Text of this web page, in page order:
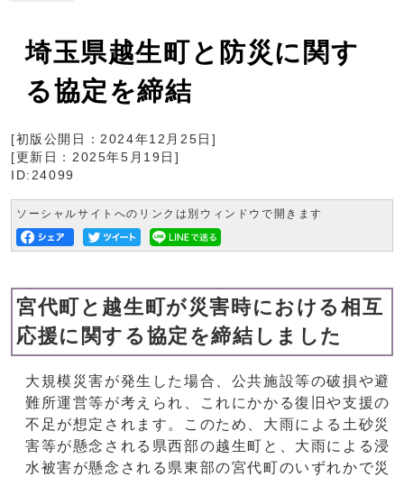
埼玉県越生町と防災に関す
る協定を締結
[初版公開日：2024年12月25日 ]
[更新日： 2025年5月19日 ]
ID:24099
ソーシャルサイトへのリンクは別ウィンドウで開きます
宮代町と越生町が災害時における相互
応援に関する協定を締結しました
大規模災害が発生した場合、公共施設等の破損や避
難所運営等が考えられ、これにかかる復旧や支援の
不足が想定されます。このため、大雨による土砂災
害等が懸念される県西部の越生町と、大雨による浸
水被害が懸念される県東部の宮代町のいずれかで災